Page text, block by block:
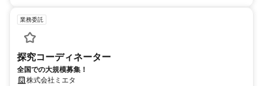
業務委託
探究コーディネーター
全国での大規模募集！
株式会社ミエタ